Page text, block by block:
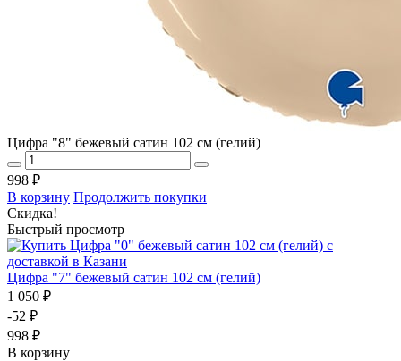
Цифра "8" бежевый сатин 102 см (гелий)
998 ₽
В корзину Продолжить покупки
Скидка!
Быстрый просмотр
Цифра "7" бежевый сатин 102 см (гелий)
1 050 ₽
-52 ₽
998 ₽
В корзину